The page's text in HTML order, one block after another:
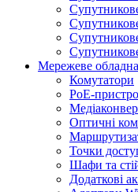
Мережеве
Комутатори
PoE-
Оптичні
Точки
Шафи та
Додаткові